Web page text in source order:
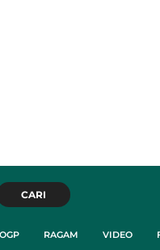
CARI
RAGAM VIDEO